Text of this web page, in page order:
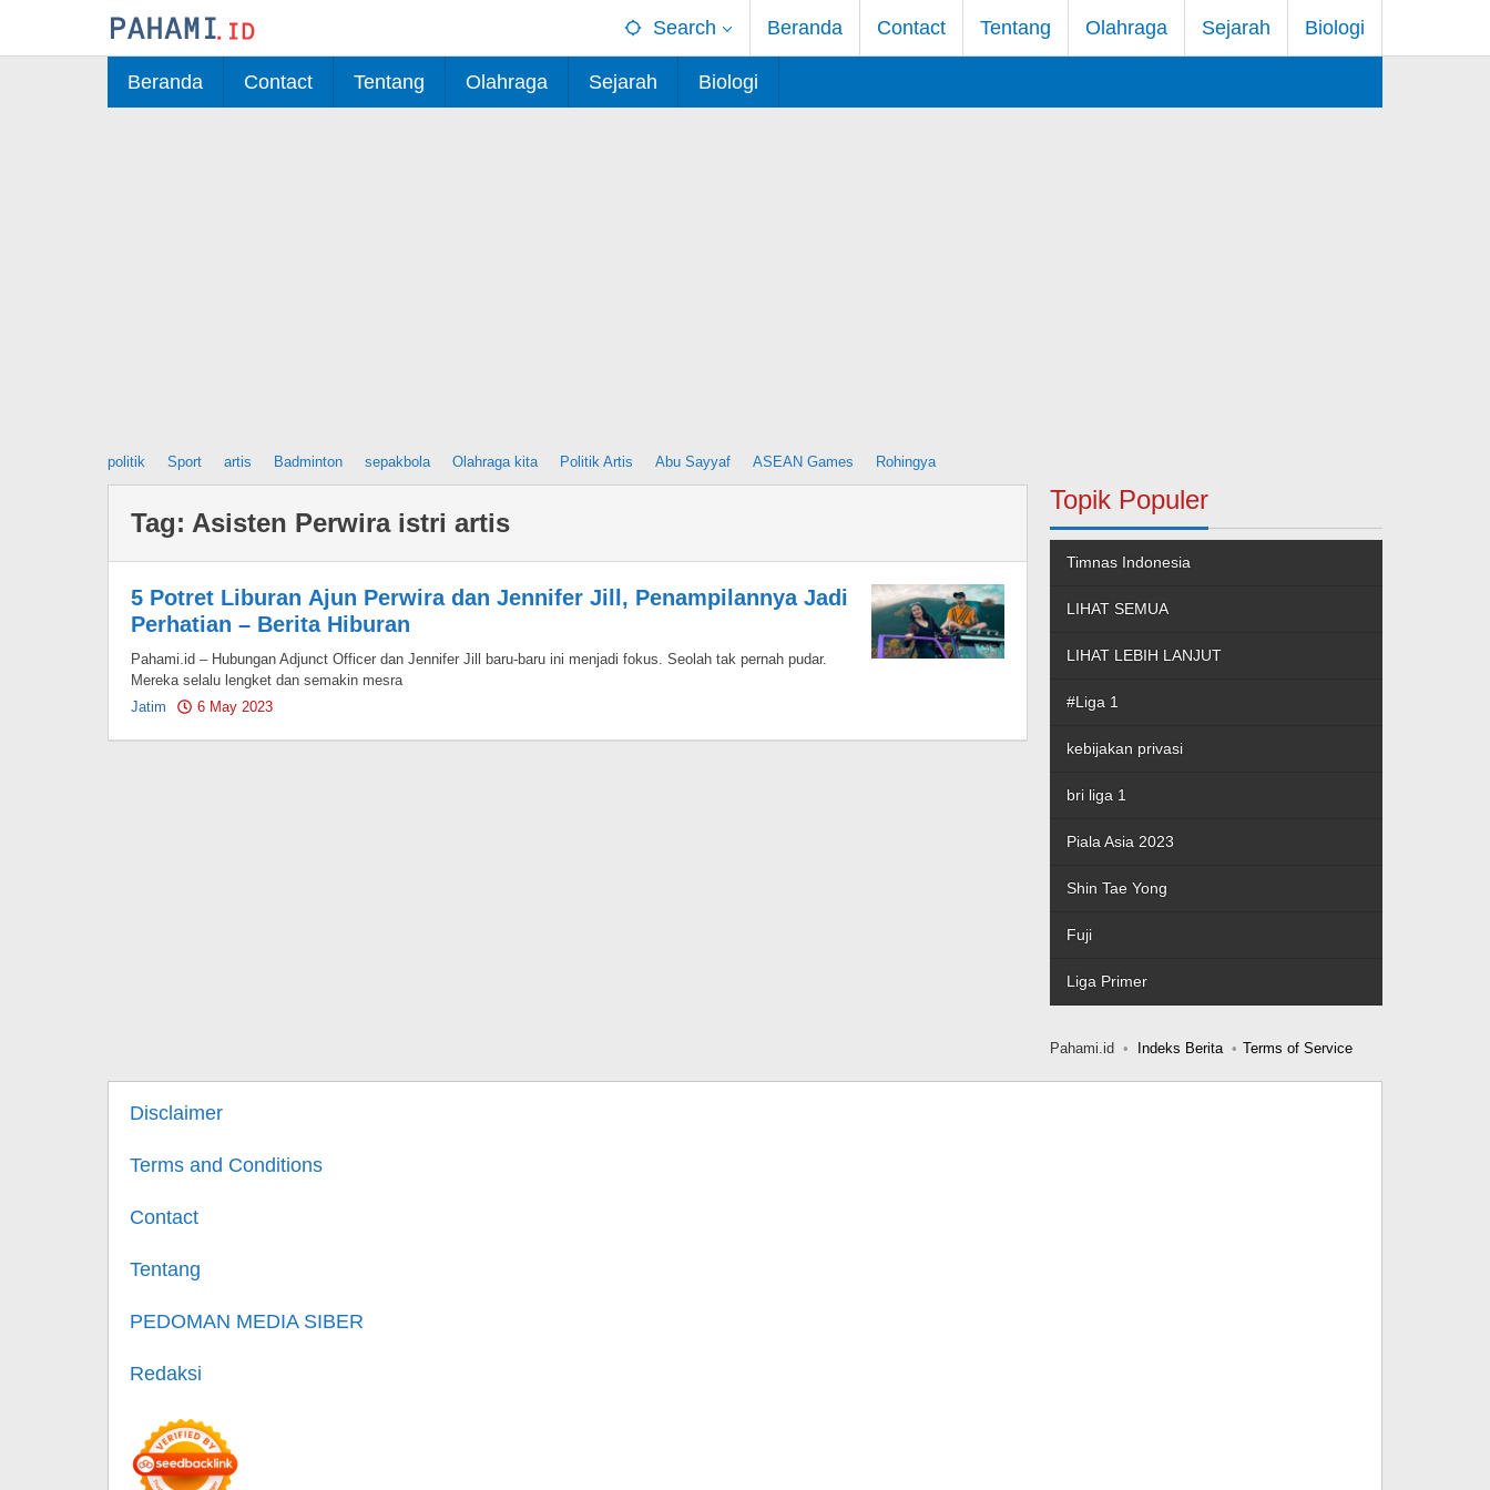
Search Beranda Contact Tentang Olahraga Sejarah Biologi
Beranda Contact Tentang Olahraga Sejarah Biologi
politik Sport artis Badminton sepakbola Olahraga kita Politik Artis Abu Sayyaf ASEAN Games Rohingya
Tag: Asisten Perwira istri artis
5 Potret Liburan Ajun Perwira dan Jennifer Jill, Penampilannya Jadi
Perhatian – Berita Hiburan
Pahami.id – Hubungan Adjunct Officer dan Jennifer Jill baru-baru ini menjadi fokus. Seolah tak pernah pudar.
Mereka selalu lengket dan semakin mesra
Jatim
6 May 2023
Topik Populer
Timnas Indonesia
LIHAT SEMUA
LIHAT LEBIH LANJUT
#Liga 1
kebijakan privasi
bri liga 1
Piala Asia 2023
Shin Tae Yong
Fuji
Liga Primer
Pahami.id Indeks Berita Terms of Service
Disclaimer
Terms and Conditions
Contact
Tentang
PEDOMAN MEDIA SIBER
Redaksi